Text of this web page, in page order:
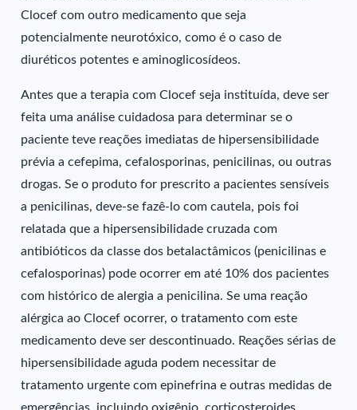
Clocef com outro medicamento que seja
potencialmente neurotóxico, como é o caso de
diuréticos potentes e aminoglicosídeos.
Antes que a terapia com Clocef seja instituída, deve ser
feita uma análise cuidadosa para determinar se o
paciente teve reações imediatas de hipersensibilidade
prévia a cefepima, cefalosporinas, penicilinas, ou outras
drogas. Se o produto for prescrito a pacientes sensíveis
a penicilinas, deve-se fazê-lo com cautela, pois foi
relatada que a hipersensibilidade cruzada com
antibióticos da classe dos betalactâmicos (penicilinas e
cefalosporinas) pode ocorrer em até 10% dos pacientes
com histórico de alergia a penicilina. Se uma reação
alérgica ao Clocef ocorrer, o tratamento com este
medicamento deve ser descontinuado. Reações sérias de
hipersensibilidade aguda podem necessitar de
tratamento urgente com epinefrina e outras medidas de